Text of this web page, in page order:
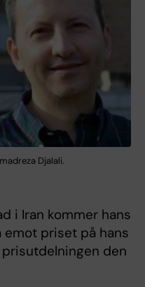
Djalali.
i Iran kommer hans
emot priset på hans
prisutdelningen den